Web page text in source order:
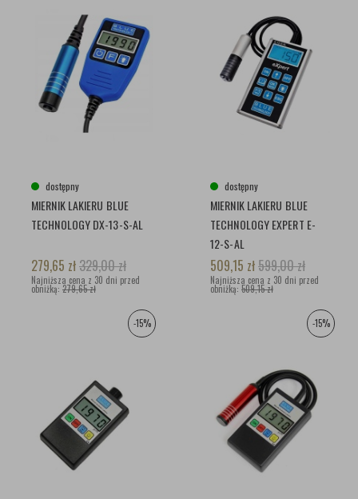
dostępny
MIERNIK LAKIERU BLUE
TECHNOLOGY DX-13-S-AL
279,65 zł329,00zł
Najniższa cena z 30 dni przed
obniżką: 279,65 zł
dostępny
MIERNIK LAKIERU BLUE
TECHNOLOGY EXPERT E-
12-S-AL
509,15 zł599,00zł
Najniższa cena z 30 dni przed
obniżką: 509,15 zł
-15% -15%